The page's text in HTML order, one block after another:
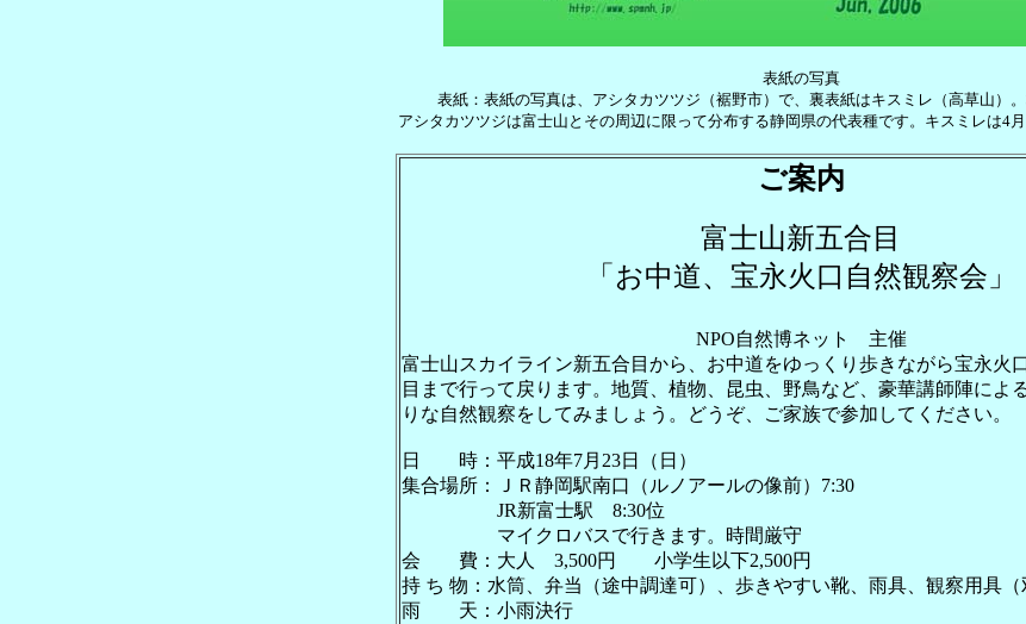
表紙の写真
表紙：表紙の写真は、アシタカツツジ（裾野市）で、裏表紙はキスミレ（高草山）
アシタカツツジは富士山とその周辺に限って分布する静岡県の代表種です。キスミレは4月
ご案内
富士山新五合目
「お中道、宝永火口自然観察会」
NPO自然博ネット 主催
富士山スカイライン新五合目から、お中道をゆっくり歩きながら宝永火
目まで行って戻ります。地質、植物、昆虫、野鳥など、豪華講師陣によ
りな自然観察をしてみましょう。どうぞ、ご家族で参加してください。
日 時：平成18年7月23日（日）
集合場所：ＪＲ静岡駅南口（ルノアールの像前）7:30
JR新富士駅 8:30位
マイクロバスで行きます。時間厳守
会 費：大人 3,500円 小学生以下2,500円
持 ち 物：水筒、弁当（途中調達可）、歩きやすい靴、雨具、観察用具（
雨 天：小雨決行